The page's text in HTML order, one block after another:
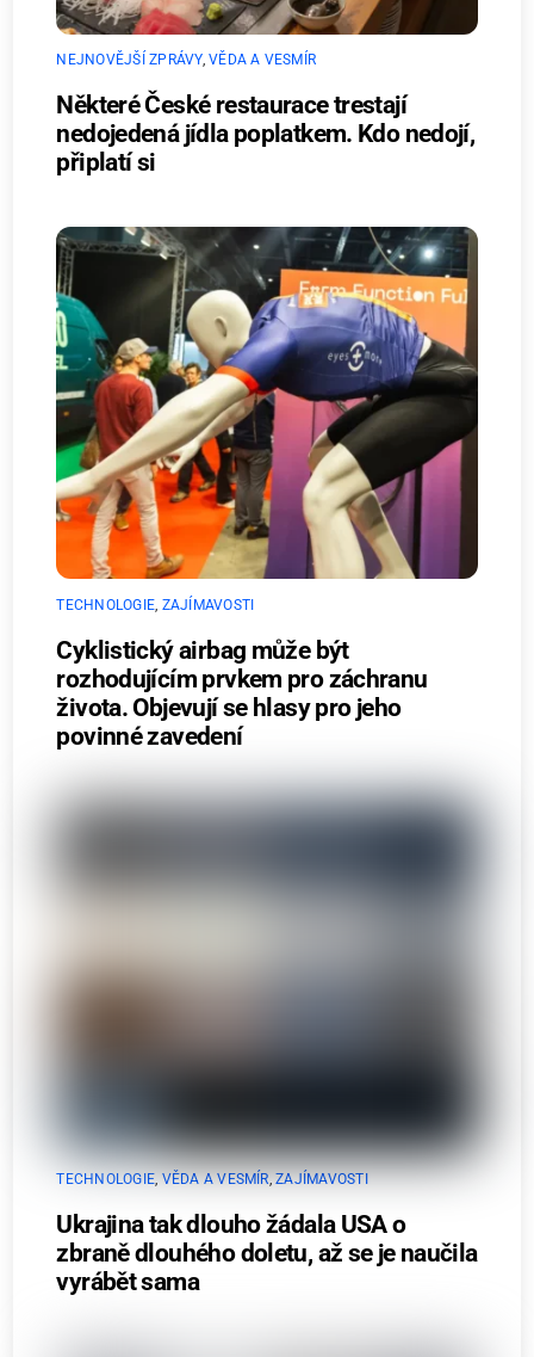
NEJNOVĚJŠÍ ZPRÁVY,VĚDA A VESMÍR
Některé České restaurace trestají
nedojedená jídla poplatkem. Kdo nedojí,
připlatí si
TECHNOLOGIE, ZAJÍMAVOSTI
Cyklistický airbag může být
rozhodujícím prvkem pro záchranu
života. Objevují se hlasy pro jeho
povinné zavedení
TECHNOLOGIE, VĚDA A VESMÍR,ZAJÍMAVOSTI
Ukrajina tak dlouho žádala USA o
zbraně dlouhého doletu, až se je naučila
vyrábět sama